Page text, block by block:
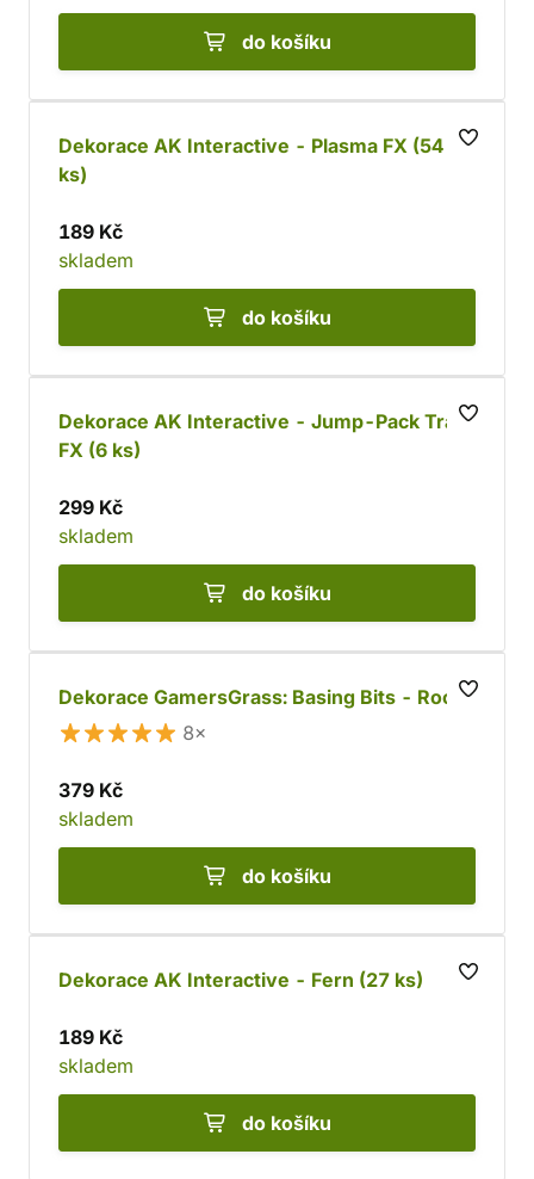
do košíku
Dekorace AK Interactive - Plasma FX (54
ks)
189 Kč
skladem
do košíku
Dekorace AK Interactive - Jump-Pack Trail
FX (6 ks)
299 Kč
skladem
do košíku
Dekorace GamersGrass: Basing Bits - Rocks
8×
379 Kč
skladem
do košíku
Dekorace AK Interactive - Fern (27 ks)
189 Kč
skladem
do košíku